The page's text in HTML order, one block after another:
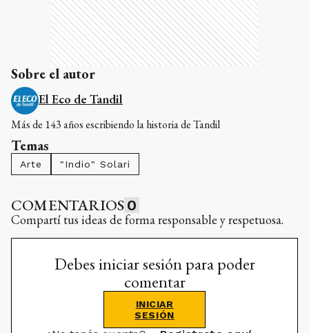
Sobre el autor
El Eco de Tandil
Más de 143 años escribiendo la historia de Tandil
Temas
Arte "Indio" Solari
COMENTARIOS 0
Compartí tus ideas de forma responsable y respetuosa.
Debes iniciar sesión para poder
comentar
INICIAR
SESIÓN